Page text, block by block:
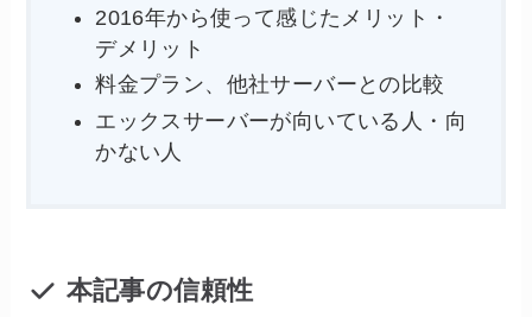
2016年から使って感じたメリット・
デメリット
料金プラン、他社サーバーとの比較
エックスサーバーが向いている人・向
かない人
本記事の信頼性